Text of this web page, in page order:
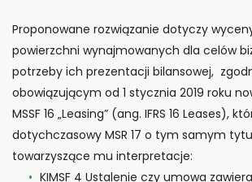
Proponowane rozwiązanie dotyczy
powierzchni wynajmowanych dla celów
potrzeby ich prezentacji bilansowej,
obowiązującym od 1 stycznia 2019 roku
MSSF 16 „Leasing” (ang. IFRS 16 Leases),
dotychczasowy MSR 17 o tym samym
towarzyszące mu interpretacje:
KIMSF 4 Ustalenie czy umowa